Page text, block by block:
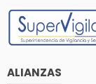
ALIANZAS